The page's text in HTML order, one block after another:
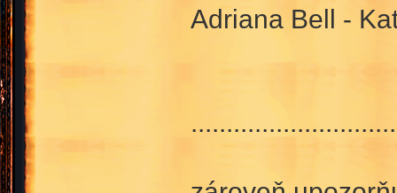
Adriana Bell -